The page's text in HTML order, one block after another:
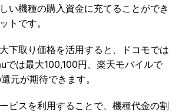
い機種の購入資金に充てることができ
トです。
下取り価格を活用すると、ドコモでは
では最大100,100円、楽天モバイルで
元が期待できます。
ビスを利用することで、機種代金の割